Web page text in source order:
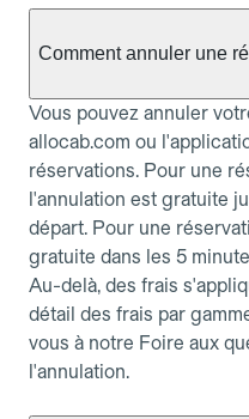
Comment annuler une
Vous pouvez annuler
allocab.com ou
réservations. Pour une
l'annulation est gratuite
départ. Pour une
gratuite dans les 5
Au-delà, des frais
détail des frais par
vous à notre Foire aux
l'annulation.